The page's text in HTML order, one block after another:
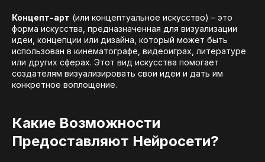
Концепт-арт (или концептуальное искусство) – это
форма искусства, предназначенная для визуализации
идеи, концепции или дизайна, который может быть
использован в кинематографе, видеоиграх, литературе
или других сферах. Этот вид искусства помогает
создателям визуализировать свои идеи и дать им
конкретное воплощение.
Какие Возможности
Предоставляют Нейросети?